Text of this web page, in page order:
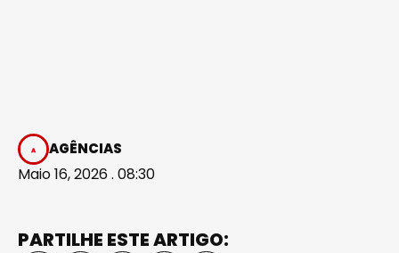
AGÊNCIAS
Maio 16, 2026 . 08:30
PARTILHE ESTE ARTIGO: